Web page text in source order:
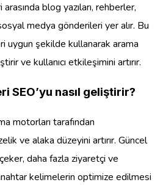
blog yazıları, rehberler,
medya gönderileri yer alır. Bu
uygun şekilde kullanarak arama
ve kullanıcı etkileşimini artırır.
SEO’yu nasıl geliştirir?
motorları tarafından
ve alaka düzeyini artırır. Güncel
çeker, daha fazla ziyaretçi ve
kelimelerin optimize edilmesi